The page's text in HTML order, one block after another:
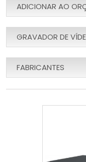
ADICIONAR AO
GRAVADOR DE
FABRICANTES